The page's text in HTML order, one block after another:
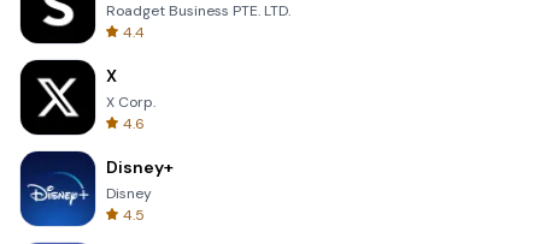
Roadget Business PTE. LTD.
4.4
X
X Corp.
4.6
Disney+
Disney
4.5